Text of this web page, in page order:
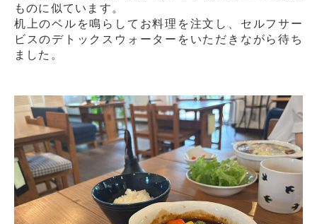
ものに似ています。
机上のベルを鳴らしてお料理を注文し、セルフサー
ビスのデトックスウォーターをいただきながら待ち
ました。